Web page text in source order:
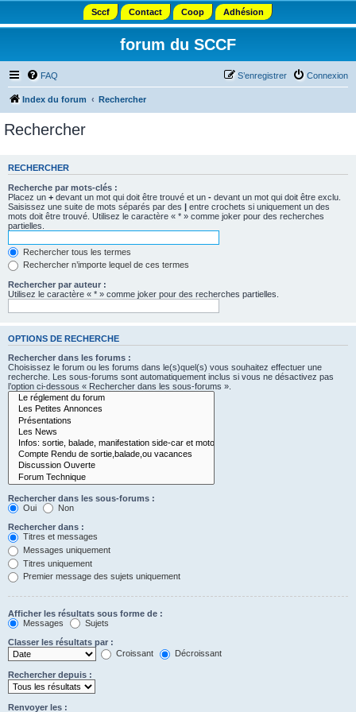
Sccf Contact Coop Adhésion
forum du SCCF
FAQ Connexion
S’enregistrer
Index du forum Rechercher
Rechercher
RECHERCHER
Recherche par mots-clés :
Placez un + devant un mot qui doit être trouvé et un - devant un mot qui doit être exclu.
Saisissez une suite de mots séparés par des | entre crochets si uniquement un des
mots doit être trouvé. Utilisez le caractère « * » comme joker pour des recherches
partielles.
Rechercher tous les termes
Rechercher n’importe lequel de ces termes
Rechercher par auteur :
Utilisez le caractère « * » comme joker pour des recherches partielles.
OPTIONS DE RECHERCHE
Rechercher dans les forums :
Choisissez le forum ou les forums dans le(s)quel(s) vous souhaitez effectuer une
recherche. Les sous-forums sont automatiquement inclus si vous ne désactivez pas
l’option ci-dessous « Rechercher dans les sous-forums ».
Rechercher dans les sous-forums :
Oui
Non
Rechercher dans :
Titres et messages
Messages uniquement
Titres uniquement
Premier message des sujets uniquement
Afficher les résultats sous forme de :
Messages
Sujets
Classer les résultats par :
Croissant
Décroissant
Rechercher depuis :
Renvoyer les :